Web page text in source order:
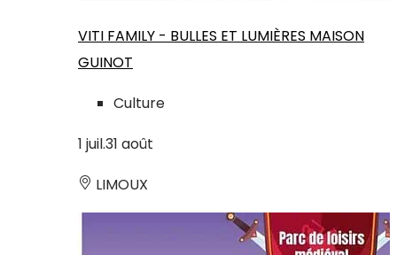
VITI FAMILY - BULLES ET LUMIÈRES MAISON
GUINOT
Culture
1 juil.31 août
LIMOUX